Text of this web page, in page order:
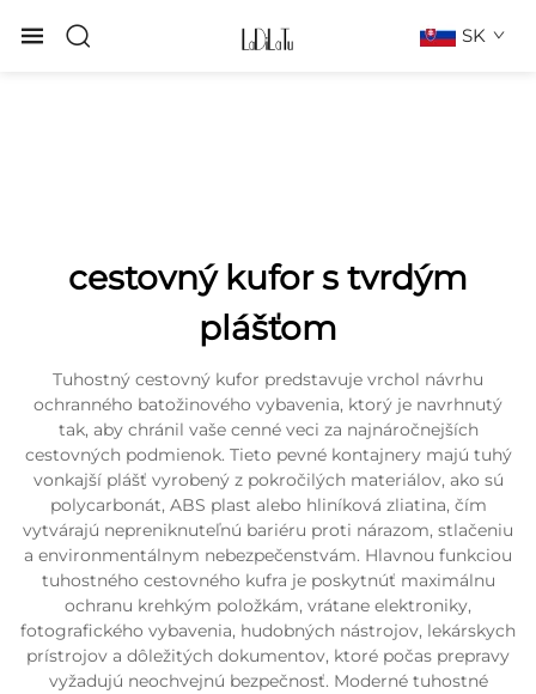
SK
cestovný kufor s tvrdým
plášťom
Tuhostný cestovný kufor predstavuje vrchol návrhu
ochranného batožinového vybavenia, ktorý je navrhnutý
tak, aby chránil vaše cenné veci za najnáročnejších
cestovných podmienok. Tieto pevné kontajnery majú tuhý
vonkajší plášť vyrobený z pokročilých materiálov, ako sú
polycarbonát, ABS plast alebo hliníková zliatina, čím
vytvárajú nepreniknuteľnú bariéru proti nárazom, stlačeniu
a environmentálnym nebezpečenstvám. Hlavnou funkciou
tuhostného cestovného kufra je poskytnúť maximálnu
ochranu krehkým položkám, vrátane elektroniky,
fotografického vybavenia, hudobných nástrojov, lekárskych
prístrojov a dôležitých dokumentov, ktoré počas prepravy
vyžadujú neochvejnú bezpečnosť. Moderné tuhostné